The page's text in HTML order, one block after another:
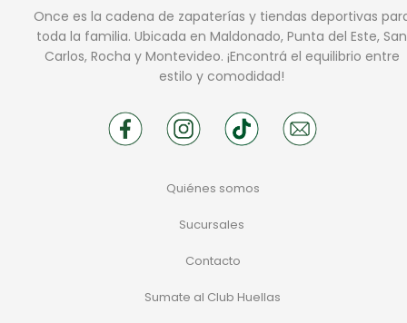
Once es la cadena de zapaterías y tiendas deportivas
toda la familia. Ubicada en Maldonado, Punta del Este, San
Carlos, Rocha y Montevideo. ¡Encontrá el equilibrio entre
estilo y comodidad!
Quiénes somos
Sucursales
Contacto
Sumate al Club Huellas